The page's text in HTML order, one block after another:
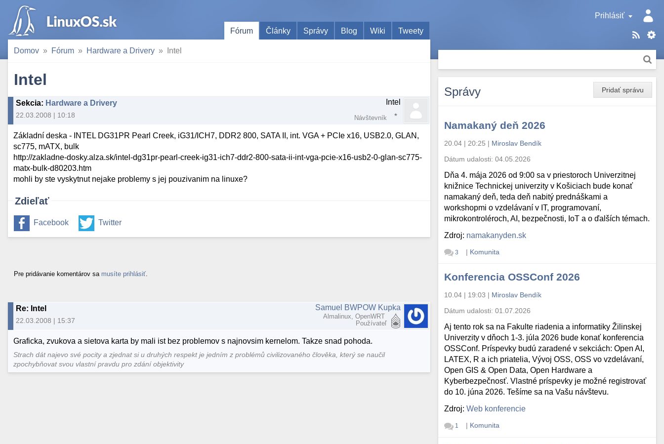
Prihlásiť
Fórum
Články Správy Blog Wiki Tweety
Domov Fórum Hardware a Drivery Intel
Intel
Sekcia: Hardware a Drivery
22.03.2008 | 10:18
Intel
Návštevník
Základní deska - INTEL DG31PR Pearl Creek, iG31/ICH7, DDR2 800, SATA II, int. VGA + PCIe x16, USB2.0, GLAN,
sc775, mATX, bulk
http://zakladne-dosky.alza.sk/intel-dg31pr-pearl-creek-ig31-ich7-ddr2-800-sata-ii-int-vga-pcie-x16-usb2-0-glan-sc775-
matx-bulk-d80203.htm
mohli by ste vyskytnut nejake problemy s jej pouzivanim na linuxe?
Zdieľať
Facebook Twitter
Pre pridávanie komentárov sa musíte prihlásiť
Re: Intel
22.03.2008 | 15:37
Samuel BWPOW Kupka
Almalinux, OpenWRT
Používateľ
Graficka, zvukova a sietova karta by mali ist bez problemov s najnovsim kernelom. Takze snad pohoda.
Strach dát najevo své pocity a zjednat si u druhých respekt je jedním z problémů civilizovaného člověka, který se naučil
zpochybňovat svou vlastní pravdu pro zdání objektivity
Pridať správu
Správy
Namakaný deň 2026
20.04 | 20:25 | Miroslav Bendík
Dátum udalosti:04.05.2026
Dňa 4. mája 2026 od 9:00 sa v priestoroch Univerzitnej
knižnice Technickej univerzity v Košiciach bude konať
namakaný deň, teda deň nabitý prednáškami a
workshopmi o vzdelávaní v IT, programovaní,
mikrokontroléroch, AI, bezpečnosti, IoT a o ďalších témach.
Zdroj: namakanyden.sk
3 | Komunita
Konferencia OSSConf 2026
10.04 | 19:03 | Miroslav Bendík
Dátum udalosti:01.07.2026
Aj tento rok sa na Fakulte riadenia a informatiky Žilinskej
Univerzity v dňoch 1-3. júla 2026 bude konať konferencia
OSSConf. Príspevky budú zaradené v sekciách: Open AI,
LATEX, R a ich priatelia, Vývoj OSS, OSS vo vzdelávaní,
Open GIS & Open Data, Open Hardware a
Kyberbezpečnosť. Vlastné príspevky je možné registrovať
do 10. júna 2026. Tešíme sa na Vašu návštevu.
Zdroj:Web konferencie
1 | Komunita